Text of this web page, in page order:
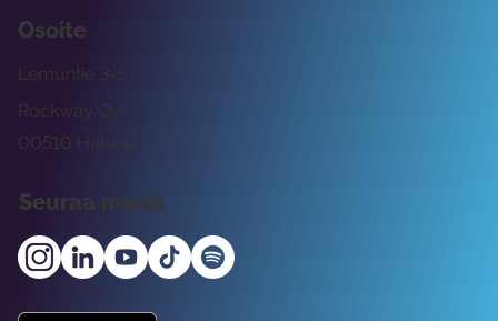
Osoite
Rockway Oy
Lemuntie 3-5
00510 Helsinki
Seuraa meitä